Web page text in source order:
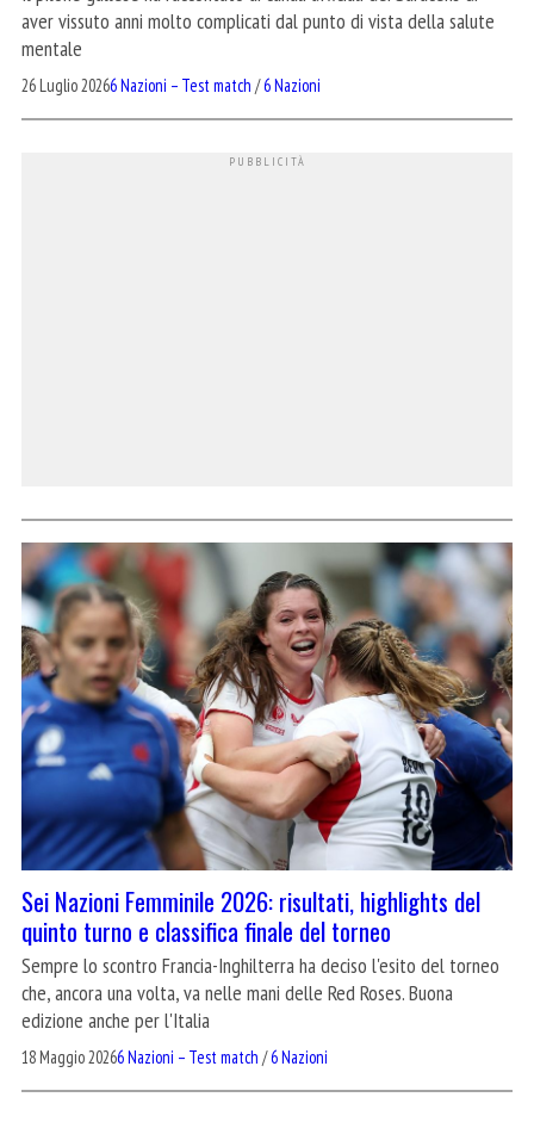
aver vissuto anni molto complicati dal punto di vista della salute
mentale
26 Luglio 20266 Nazioni – Test match /6 Nazioni
Sei Nazioni Femminile 2026: risultati, highlights del
quinto turno e classifica finale del torneo
Sempre lo scontro Francia-Inghilterra ha deciso l'esito del torneo
che, ancora una volta, va nelle mani delle Red Roses. Buona
edizione anche per l'Italia
18 Maggio 20266 Nazioni – Test match /6 Nazioni